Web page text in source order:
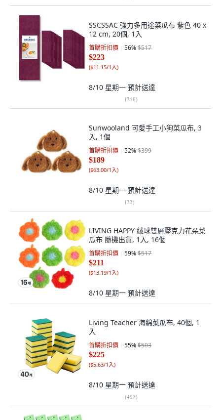
SSCSSAC 強力多用途菜瓜布 紫色 40 x
12 cm, 20個, 1入
首購折扣價 56%$517
$223
($11.15/1入)
8/10 星期一 預計送達
(316)
Sunwooland 可愛手工小狗菜瓜布, 3
入, 1個
首購折扣價 52%$399
$189
($63.00/1入)
8/10 星期一 預計送達
(33)
LIVING HAPPY 絨球雙層壓克力花朵菜
瓜布 隨機出貨, 1入, 16個
首購折扣價 59%$517
$211
($13.19/1入)
8/10 星期一 預計送達
Living Teacher 海綿菜瓜布, 40個, 1
入
首購折扣價 55%$503
$225
($5.63/1入)
8/10 星期一 預計送達
(497)